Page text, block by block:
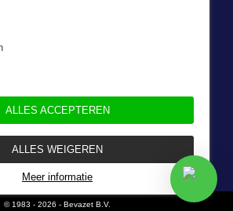
winkel/showroom in Brandwijk. Onze klanten
en sterke bedrijfskleding tegen een
is snel, we zijn voorraadhoudend,
gerust contact met ons op.
© 1983 - 2026 - Bevazet B.V.
ALLES ACCEPTEREN
ALLES WEIGEREN
Meer informatie